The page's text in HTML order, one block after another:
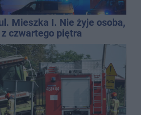
Mieszka I. Nie żyje osoba,
czwartego piętra